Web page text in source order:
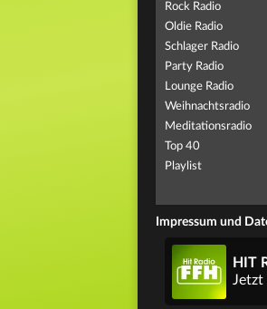
Rock Radio
Oldie Radio
Schlager Radio
Party Radio
Lounge Radio
Weihnachtsradio
Meditationsradio
Top 40
Playlist
Impressum und
HIT
Jetzt